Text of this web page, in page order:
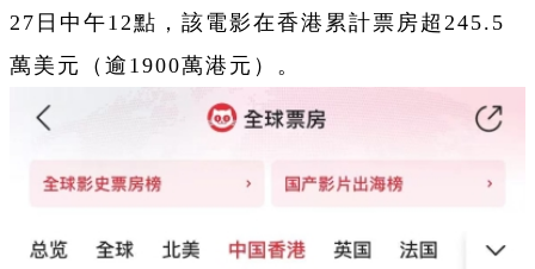
27日中午12點，該電影在香港累計票房超245.5
萬美元（逾1900萬港元）。